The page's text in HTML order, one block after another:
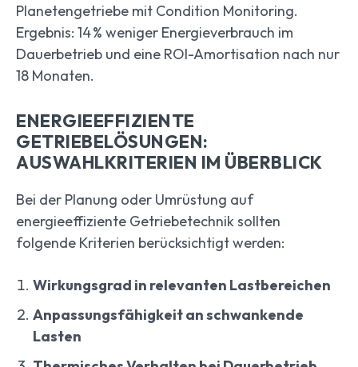
Planetengetriebe mit Condition Monitoring.
Ergebnis: 14 % weniger Energieverbrauch im
Dauerbetrieb und eine ROI-Amortisation nach nur
18 Monaten.
ENERGIEEFFIZIENTE
GETRIEBELÖSUNGEN:
AUSWAHLKRITERIEN IM ÜBERBLICK
Bei der Planung oder Umrüstung auf
energieeffiziente Getriebetechnik sollten
folgende Kriterien berücksichtigt werden:
Wirkungsgrad in relevanten Lastbereichen
Anpassungsfähigkeit an schwankende
Lasten